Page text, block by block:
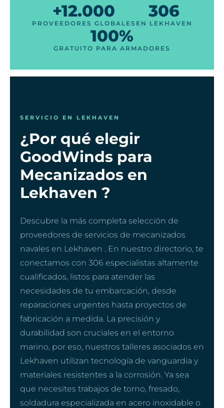
+12.000
PROVEEDORES GLOBALES
306
EN LEKHAVEN
100%
GRATUITO PARA ARMADORES
SERVICIO EN LEKHAVEN
¿Por qué elegir
GoodWinds para
Mecanizados en
Lekhaven ?
Descubre la más completa selección de
proveedores de servicios de mecanizados
navales en Lekhaven . En nuestro directorio, te
conectamos con 306 especialistas altamente
cualificados, listos para atender las
necesidades de tu embarcación, desde
reparaciones urgentes hasta proyectos de
fabricación a medida. La precisión y
durabilidad son cruciales en el entorno
marino, por eso, nuestros talleres asociados en
Lekhaven utilizan tecnología de vanguardia y
materiales resistentes a la corrosión. Ya sea
que necesites trabajos de torno, fresado,
soldadura especializada en acero inoxidable o